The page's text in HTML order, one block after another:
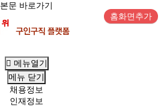
본문 바로가기
홈화면추가
메뉴열기
메뉴 닫기
채용정보
인재정보